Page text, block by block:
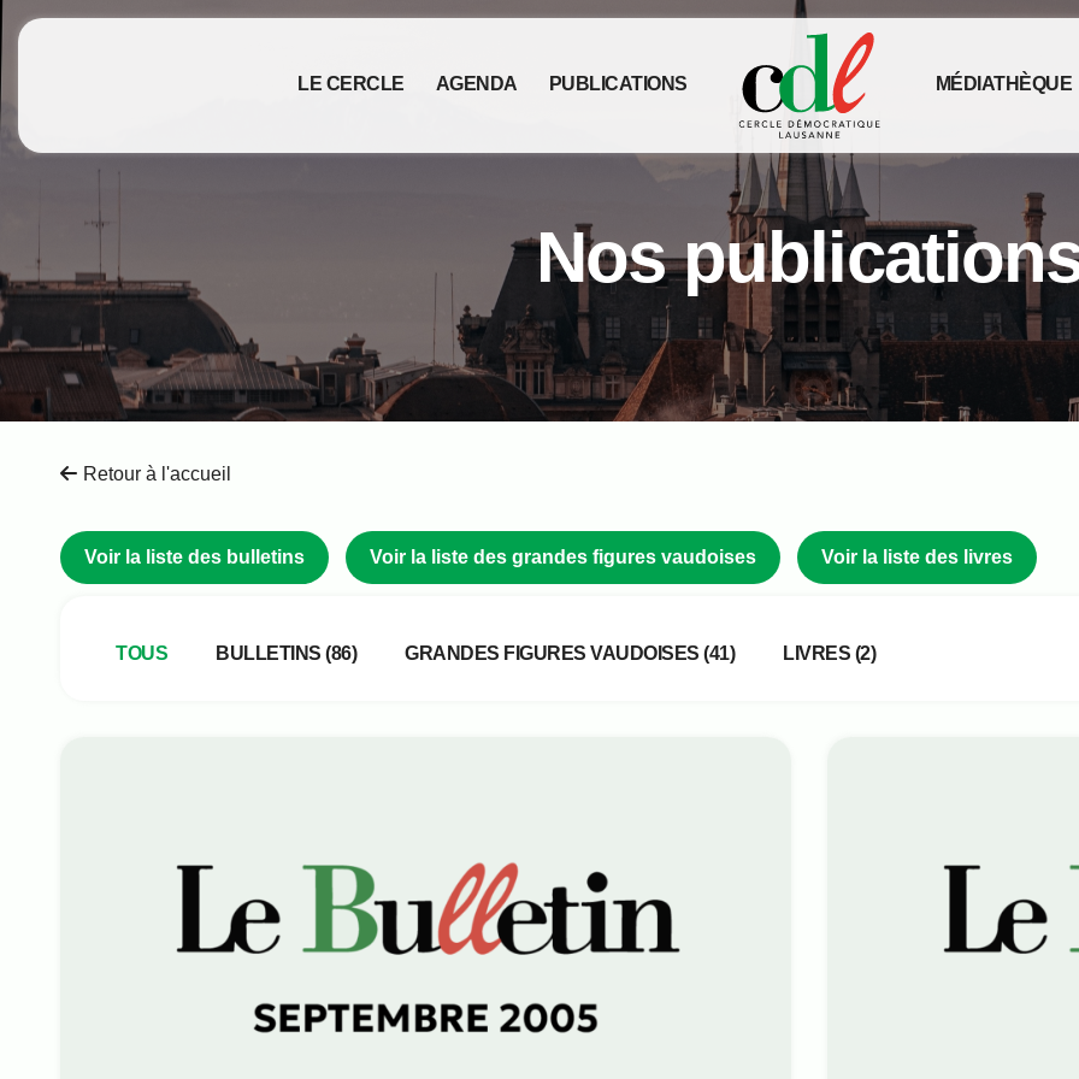
LE CERCLE AGENDA PUBLICATIONS MÉDIATHÈQUE
Nos
Retour à l'accueil
Voir la liste des bulletins Voir la liste des grandes figures vaudoises Voir la liste des livres
Type de publication
TOUS BULLETINS (86) GRANDES FIGURES VAUDOISES (41) LIVRES (2)